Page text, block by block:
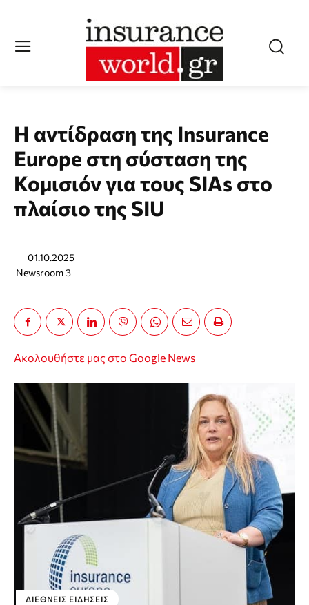
Η αντίδραση της Insurance
Europe στη σύσταση της
Κομισιόν για τους SIAs στο
πλαίσιο της SIU
01.10.2025
Newsroom 3
Ακολουθήστε μας στο Google News
ΔΙΕΘΝΕΊΣ ΕΙΔΉΣΕΙΣ